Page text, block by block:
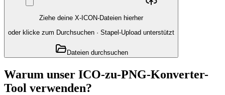
Ziehe deine X-ICON-Dateien hierher
oder klicke zum Durchsuchen · Stapel-Upload unterstützt
Dateien durchsuchen
Warum unser ICO-zu-PNG-Konverter-
Tool verwenden?